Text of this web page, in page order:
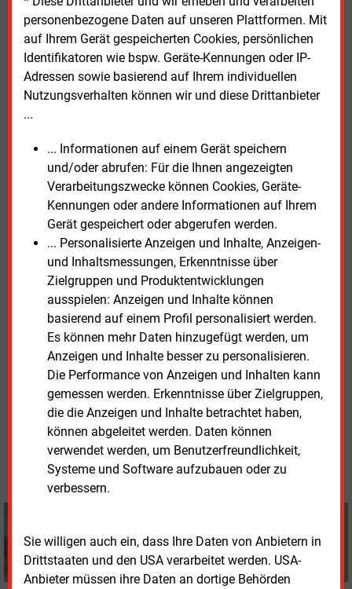
personenbezogene Daten auf unseren Plattformen. Mit
auf Ihrem Gerät gespeicherten Cookies, persönlichen
Identifikatoren wie bspw. Geräte-Kennungen oder IP-
Adressen sowie basierend auf Ihrem individuellen
Nutzungsverhalten können wir und diese Drittanbieter
...
... Informationen auf einem Gerät speichern
und/oder abrufen: Für die Ihnen angezeigten
Verarbeitungszwecke können Cookies, Geräte-
Kennungen oder andere Informationen auf Ihrem
Gerät gespeichert oder abgerufen werden.
... Personalisierte Anzeigen und Inhalte, Anzeigen-
und Inhaltsmessungen, Erkenntnisse über
Zielgruppen und Produktentwicklungen
ausspielen: Anzeigen und Inhalte können
basierend auf einem Profil personalisiert werden.
Es können mehr Daten hinzugefügt werden, um
Anzeigen und Inhalte besser zu personalisieren.
Die Performance von Anzeigen und Inhalten kann
gemessen werden. Erkenntnisse über Zielgruppen,
die die Anzeigen und Inhalte betrachtet haben,
können abgeleitet werden. Daten können
verwendet werden, um Benutzerfreundlichkeit,
Systeme und Software aufzubauen oder zu
verbessern.
Sie willigen auch ein, dass Ihre Daten von Anbietern in
Drittstaaten und den USA verarbeitet werden. USA-
Anbieter müssen ihre Daten an dortige Behörden
die Grünen das Ende von heimischen Erdgas-
Förderungen.“
In Reichling muss das Berliner Unternehmen Genexco
nicht nur das erhoffte Gas finden, sondern auch noch
die erforderliche Genehmigung für dessen Förderung
einem Trinkwasser-Notfallkonzept ab, berichtet der
Bayerische Rundfunk. Das liege der Gemeinde
Reichling inzwischen zur Prüfung vor.
Die Bürgerinitiative fordert derweil zusätzliche
Messungen an der Quelle. Eine Anfrage unserer
Redaktion an Genexco blieb zunächst unbeantwortet.
Das Öl- und Gasunternehmen ging Anfang 2023 zu
100 Prozent an MCF Energy. Das 2022 gegründete,
börsennotierte Unternehmen aus Kanada sieht
zunächst die Erdgasförderung in Deutschland und
Österreich als Geschäftsfeld.
Donnerstag, 8.08.2024, 14:30 Uhr
Volker Stephan
© 2026 Energie & Management GmbH
info@energie-und-management.de